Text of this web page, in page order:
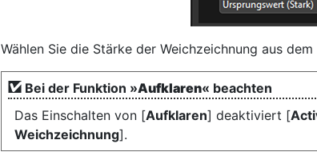
Wählen Sie die Stärke der Weichzeichnung aus
Bei der Funktion »Aufklaren« beachten
Das Einschalten von [Aufklaren] deaktiviert [
Weichzeichnung].